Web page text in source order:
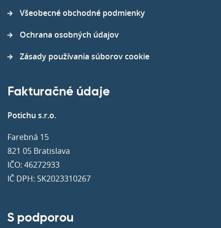
Všeobecné obchodné podmienky
Ochrana osobných údajov
Zásady používania súborov cookie
Fakturačné údaje
Potichu s.r.o.
Farebná 15
821 05 Bratislava
IČO: 46272933
IČ DPH: SK2023310267
S podporou